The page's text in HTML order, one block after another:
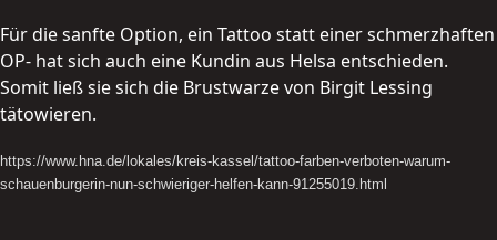
Für die sanfte Option, ein Tattoo statt einer schmerzhaften
OP- hat sich auch eine Kundin aus Helsa entschieden.
Somit ließ sie sich die Brustwarze von Birgit Lessing
tätowieren.
https://www.hna.de/lokales/kreis-kassel/tattoo-farben-verboten-warum-
schauenburgerin-nun-schwieriger-helfen-kann-91255019.html